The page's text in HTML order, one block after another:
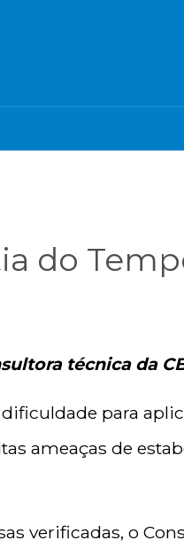
do
técnica da
para
ameaças de
verificadas, o